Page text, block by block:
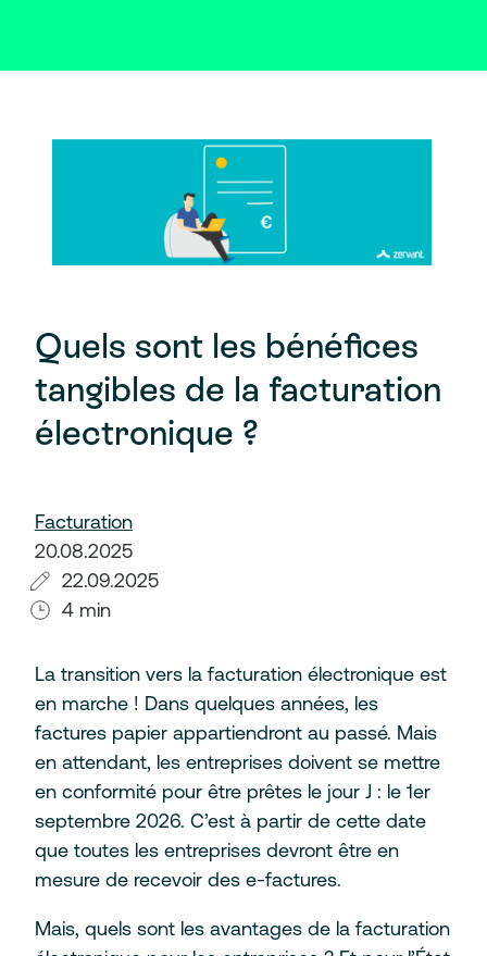
Quels sont les bénéfices
tangibles de la facturation
électronique ?
Facturation
20.08.2025
22.09.2025
4 min
La transition vers la facturation électronique est
en marche ! Dans quelques années, les
factures papier appartiendront au passé. Mais
en attendant, les entreprises doivent se mettre
en conformité pour être prêtes le jour J : le 1er
septembre 2026. C’est à partir de cette date
que toutes les entreprises devront être en
mesure de recevoir des e-factures.
Mais, quels sont les avantages de la facturation